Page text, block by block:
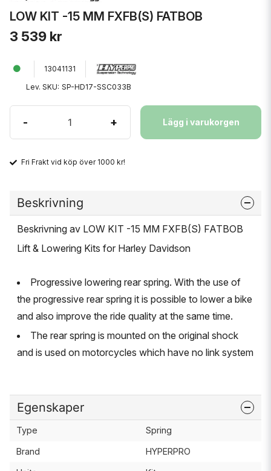
LOW KIT -15 MM FXFB(S) FATBOB
3 539 kr
13041131
Lev. SKU: SP-HD17-SSC033B
- + Lägg i varukorgen
Fri Frakt vid köp över 1000 kr!
Beskrivning
Beskrivning av LOW KIT -15 MM FXFB(S) FATBOB
Lift & Lowering Kits for Harley Davidson
Progressive lowering rear spring. With the use of
the progressive rear spring it is possible to lower a bike
and also improve the ride quality at the same time.
The rear spring is mounted on the original shock
and is used on motorcycles which have no link system
Egenskaper
Type Spring
Brand HYPERPRO